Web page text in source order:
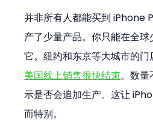
并非所有人都能买到
产了少量产品。你只能在全
它。纽约和东京等大城市的门
美国线上销售很快结束。数
示是否会追加生产。这让
而特别。